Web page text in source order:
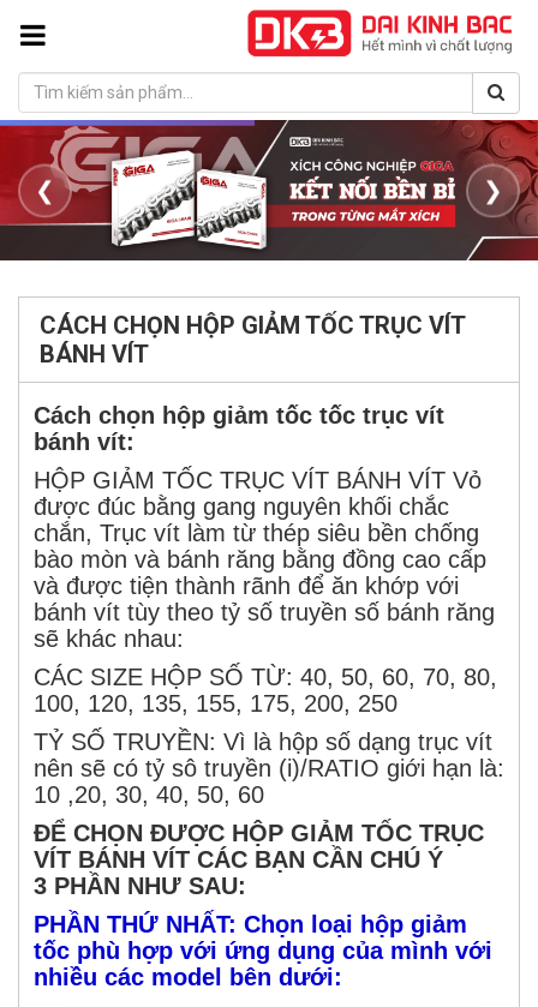
❮ ❯
CÁCH CHỌN HỘP GIẢM TỐC TRỤC VÍT
BÁNH VÍT
Cách chọn hộp giảm tốc tốc trục vít
bánh vít:
HỘP GIẢM TỐC TRỤC VÍT BÁNH VÍT Vỏ
được đúc bằng gang nguyên khối chắc
chắn, Trục vít làm từ thép siêu bền chống
bào mòn và bánh răng bằng đồng cao cấp
và được tiện thành rãnh để ăn khớp với
bánh vít tùy theo tỷ số truyền số bánh răng
sẽ khác nhau:
CÁC SIZE HỘP SỐ TỪ: 40, 50, 60, 70, 80,
100, 120, 135, 155, 175, 200, 250
TỶ SỐ TRUYỀN: Vì là hộp số dạng trục vít
nên sẽ có tỷ sô truyền (i)/RATIO giới hạn là:
10 ,20, 30, 40, 50, 60
ĐỂ CHỌN ĐƯỢC HỘP GIẢM TỐC TRỤC
VÍT BÁNH VÍT CÁC BẠN CẦN CHÚ Ý
3 PHẦN NHƯ SAU:
PHẦN THỨ NHẤT: Chọn loại hộp giảm
tốc phù hợp với ứng dụng của mình với
nhiều các model bên dưới: